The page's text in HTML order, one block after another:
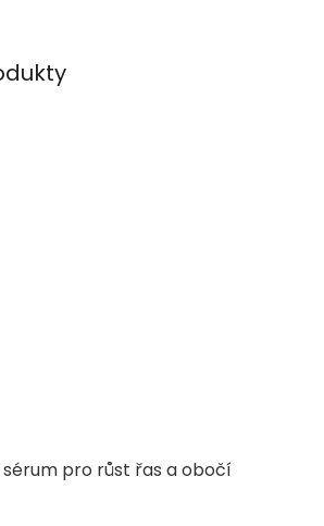
sérum pro růst řas a obočí